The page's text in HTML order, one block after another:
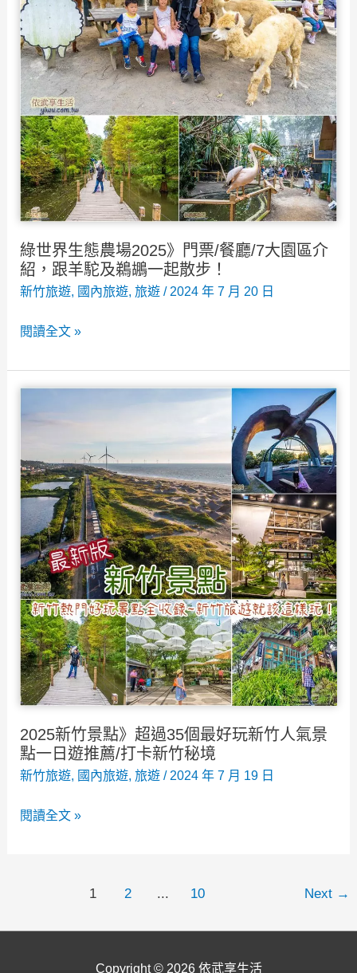
行
車
騎
17
公
里
海
岸
線
ptt》
11
間
cp
值
新
竹
飯
店
+新
竹
親
子
宿
滿
綠世界生態農場2025》門票/餐廳/7大園區介
紹，跟羊駝及鵜鶘一起散步！
新竹旅遊, 國內旅遊, 旅遊/ 2024 年 7 月 20 日
綠
態
場
2025》
門
票/
餐
廳/7
大
園
區
介
紹，
羊
駝
鵜
步！
閱讀全文 »
2025新竹景點》超過35個最好玩新竹人氣景
點一日遊推薦/打卡新竹秘境
新竹旅遊, 國內旅遊, 旅遊/ 2024 年 7 月 19 日
2025
超
閱讀全文 »
1 2 ... 10 Next →
Copyright © 2026 依武享生活